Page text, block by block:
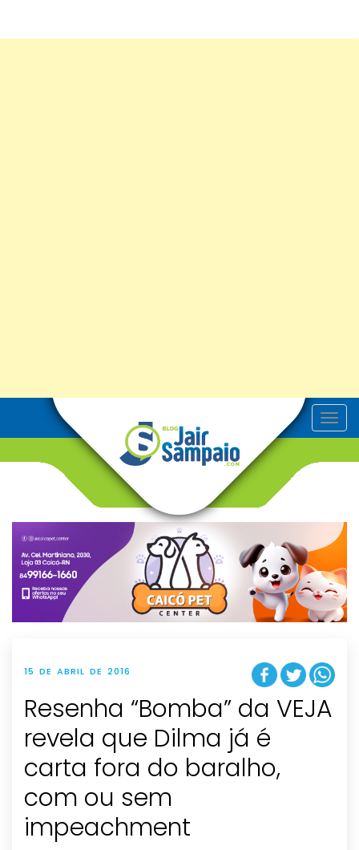
T
o
v
g
t
i
o
n
15 DE ABRIL DE 2016
Resenha “Bomba” da VEJA
revela que Dilma já é
carta fora do baralho,
com ou sem
impeachment